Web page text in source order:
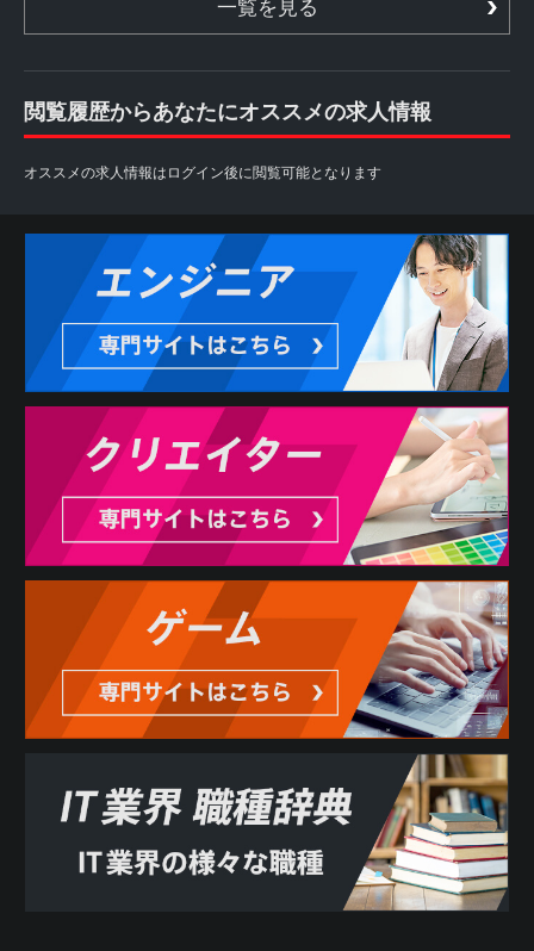
一覧を見る
閲覧履歴からあなたにオススメの求人情報
オススメの求人情報はログイン後に閲覧可能となります